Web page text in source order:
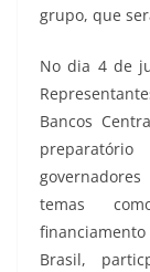
grupo, que
No dia 4 de
Bancos
temas
financiamento
Brasil,